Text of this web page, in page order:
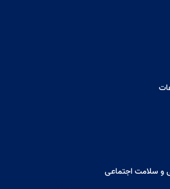
و سلامت اجتماعی